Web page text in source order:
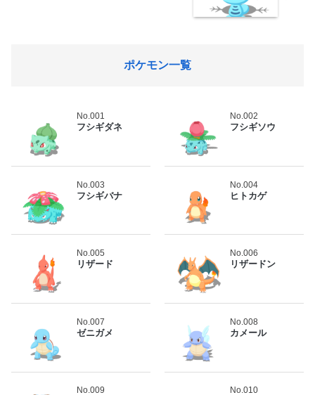
ポケモン一覧
No.001
フシギダネ
No.002
フシギソウ
No.003
フシギバナ
No.004
ヒトカゲ
No.005
リザード
No.006
リザードン
No.007
ゼニガメ
No.008
カメール
No.009 No.010